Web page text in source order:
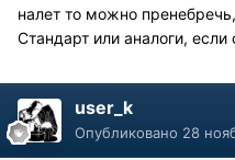
налет то можно
Стандарт или аналоги,
user_k
Опубликовано 28